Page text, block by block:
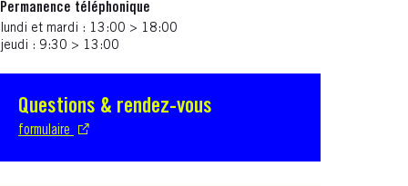
Permanence téléphonique
lundi et mardi : 13:00 > 18:00
jeudi : 9:30 > 13:00
Questions & rendez-vous
formulaire
S'ouvre dans une nouvelle fenêtre